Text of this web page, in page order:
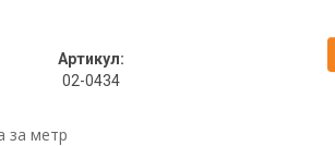
Артикул:
02-0434
за метр